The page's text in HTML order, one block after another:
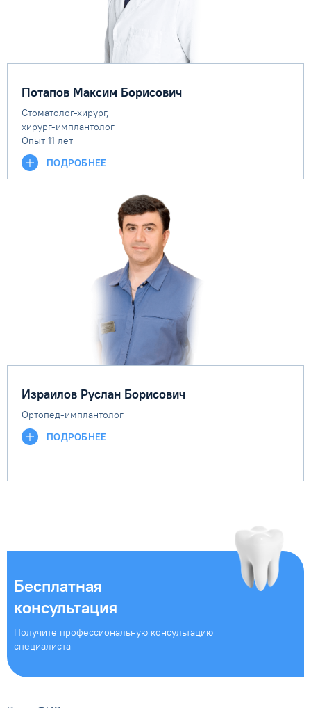
Потапов Максим Борисович
Стоматолог-хирург,
хирург-имплантолог
Опыт 11 лет
ПОДРОБНЕЕ
Израилов Руслан Борисович
Ортопед-имплантолог
ПОДРОБНЕЕ
Бесплатная
консультация
Получите профессиональную консультацию
специалиста